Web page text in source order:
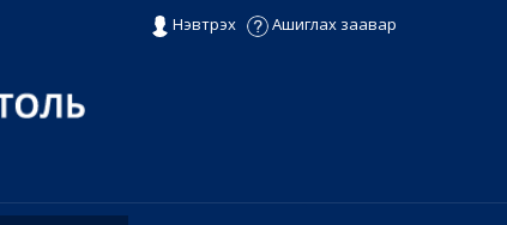
Нэвтрэх Ашиглах заавар